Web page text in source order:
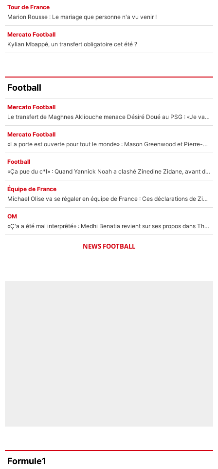
Tour de France
Marion Rousse : Le mariage que personne n'a vu venir !
Mercato Football
Kylian Mbappé, un transfert obligatoire cet été ?
Football
Mercato Football
Le transfert de Maghnes Akliouche menace Désiré Doué au PSG : «Je valide à 200%»
Mercato Football
«La porte est ouverte pour tout le monde» : Mason Greenwood et Pierre-Emerick Aubameyang ont quitté l'OM, Amine Gouiri balance sur la suite du mercato et sur la réaction du vestiaire !
Football
«Ça pue du c*l» : Quand Yannick Noah a clashé Zinedine Zidane, avant de se faire recadrer par le nouveau sélectionneur de l'équipe de France !
Équipe de France
Michael Olise va se régaler en équipe de France : Ces déclarations de Zinedine Zidane qui prouvent qu'il va tout miser sur la star du Bayern Munich !
OM
«Ç'a a été mal interprêté» : Medhi Benatia revient sur ses propos dans The Bridge et précise ses conditions pour rejoindre le PSG !
NEWS FOOTBALL
Formule1